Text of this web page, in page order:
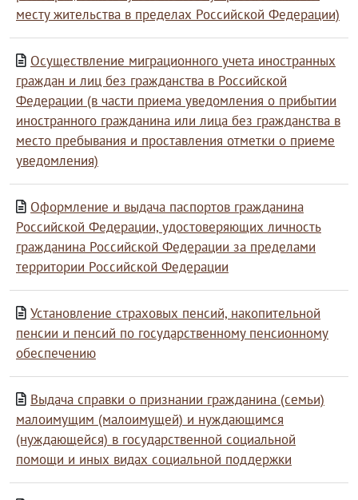
месту жительства в пределах Российской Федерации)
Осуществление миграционного учета иностранных
граждан и лиц без гражданства в Российской
Федерации (в части приема уведомления о прибытии
иностранного гражданина или лица без гражданства в
место пребывания и проставления отметки о приеме
уведомления)
Оформление и выдача паспортов гражданина
Российской Федерации, удостоверяющих личность
гражданина Российской Федерации за пределами
территории Российской Федерации
Установление страховых пенсий, накопительной
пенсии и пенсий по государственному пенсионному
обеспечению
Выдача справки о признании гражданина (семьи)
малоимущим (малоимущей) и нуждающимся
(нуждающейся) в государственной социальной
помощи и иных видах социальной поддержки